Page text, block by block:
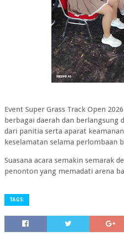
Event Super Grass Track Open
berbagai daerah dan berlangsung
dari panitia serta aparat
keselamatan selama perlombaan
Suasana acara semakin semarak
penonton yang memadati arena
TAGS: